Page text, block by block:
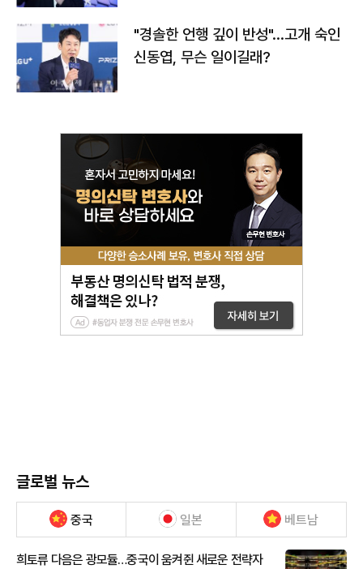
"경솔한 언행 깊이 반성"…고개 숙인
신동엽, 무슨 일이길래?
글로벌 뉴스
중국 일본 베트남
희토류 다음은 광모듈…중국이 움켜쥔 새로운 전략자